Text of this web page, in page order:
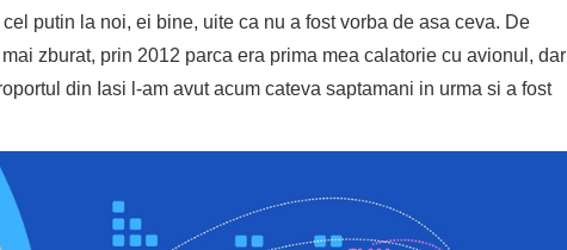
putin la noi, ei bine, uite ca nu a fost vorba de asa ceva. De
zburat, prin 2012 parca era prima mea calatorie cu avionul, dar
din Iasi l-am avut acum cateva saptamani in urma si a fost